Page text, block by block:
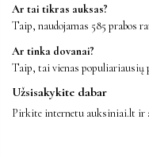
Ar tai tikras auksas?
Taip, naudojamas 585 prabos
Ar tinka dovanai?
Taip, tai vienas populiariausių
Užsisakykite dabar
Pirkite internetu auksiniai.lt ir